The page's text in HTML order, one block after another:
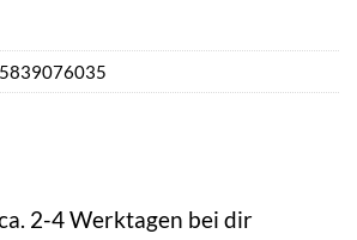
2-4 Werktagen bei dir